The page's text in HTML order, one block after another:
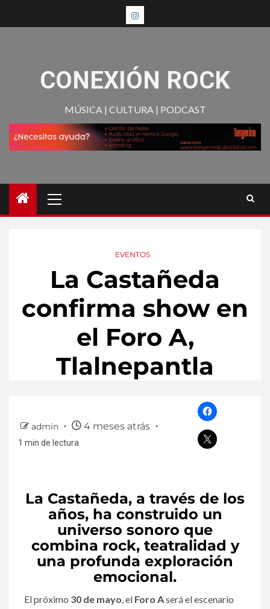
CONEXIÓN ROCK
MÚSICA | CULTURA | PODCAST
EVENTOS
La Castañeda
confirma show en
el Foro A,
Tlalnepantla
admin 4 meses atrás
1 min de lectura
La Castañeda, a través de los
años, ha construido un
universo sonoro que
combina rock, teatralidad y
una profunda exploración
emocional.
El próximo 30 de mayo, el Foro Aserá el escenario